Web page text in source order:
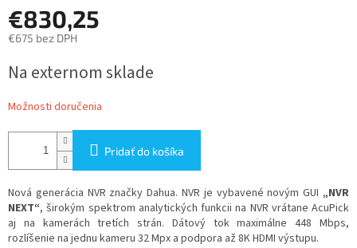
€830,25
€675 bez DPH
cena:
Na externom sklade
Možnosti doručenia
Pridať do košíka
Nová generácia NVR značky Dahua. NVR je vybavené novým GUI „NVR
NEXT“, širokým spektrom analytických funkcii na NVR vrátane AcuPick
aj na kamerách tretích strán. Dátový tok maximálne 448 Mbps,
rozlíšenie na jednu kameru 32 Mpx a podpora až 8K HDMI výstupu.